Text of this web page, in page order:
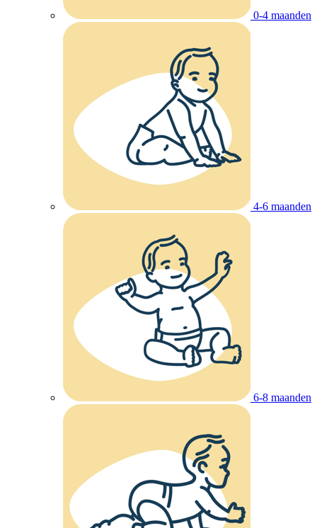
0-4 maanden
4-6 maanden
6-8 maanden